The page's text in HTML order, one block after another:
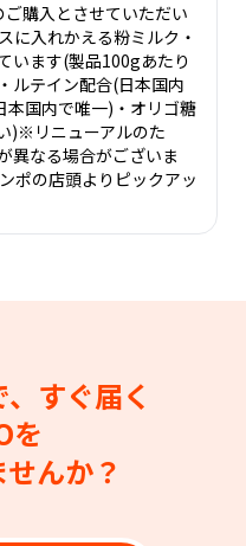
購入とさせていただい
に入れかえる粉ミルク・
います(製品100gあたり
ルテイン配合(日本国内
本国内で唯一)・オリゴ糖
)※リニューアルのた
異なる場合がございま
ポの店頭よりピックアッ
すぐ届く
を
んか？